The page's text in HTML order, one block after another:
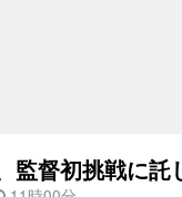
監督初挑戦に託